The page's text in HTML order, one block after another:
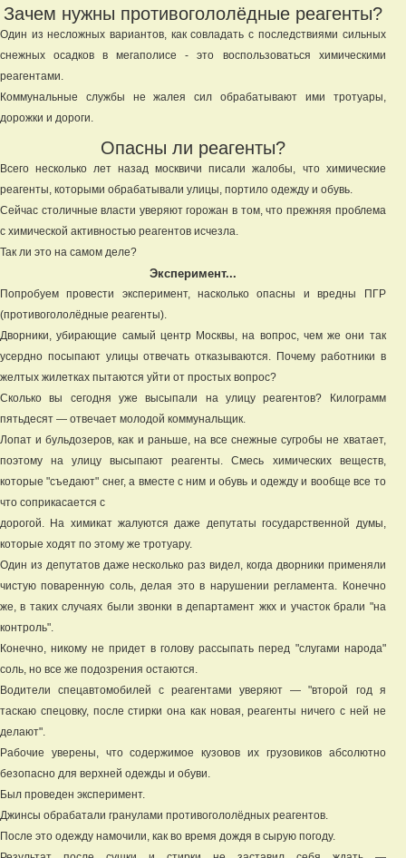
Зачем нужны противогололёдные реагенты?
Один из несложных вариантов, как совладать с последствиями сильных
снежных осадков в мегаполисе - это воспользоваться химическими
реагентами.
Коммунальные службы не жалея сил обрабатывают ими тротуары,
дорожки и дороги.
Опасны ли реагенты?
Всего несколько лет назад москвичи писали жалобы, что химические
реагенты, которыми обрабатывали улицы, портило одежду и обувь.
Сейчас столичные власти уверяют горожан в том, что прежняя проблема
с химической активностью реагентов исчезла.
Так ли это на самом деле?
Эксперимент...
Попробуем провести эксперимент, насколько опасны и вредны ПГР
(противогололёдные реагенты).
Дворники, убирающие самый центр Москвы, на вопрос, чем же они так
усердно посыпают улицы отвечать отказываются. Почему работники в
желтых жилетках пытаются уйти от простых вопрос?
Сколько вы сегодня уже высыпали на улицу реагентов? Килограмм
пятьдесят — отвечает молодой коммунальщик.
Лопат и бульдозеров, как и раньше, на все снежные сугробы не хватает,
поэтому на улицу высыпают реагенты. Смесь химических веществ,
которые "съедают" снег, а вместе с ним и обувь и одежду и вообще все то
что соприкасается с
дорогой. На химикат жалуются даже депутаты государственной думы,
которые ходят по этому же тротуару.
Один из депутатов даже несколько раз видел, когда дворники применяли
чистую поваренную соль, делая это в нарушении регламента. Конечно
же, в таких случаях были звонки в департамент жкх и участок брали "на
контроль".
Конечно, никому не придет в голову рассыпать перед "слугами народа"
соль, но все же подозрения остаются.
Водители спецавтомобилей с реагентами уверяют — "второй год я
таскаю спецовку, после стирки она как новая, реагенты ничего с ней не
делают".
Рабочие уверены, что содержимое кузовов их грузовиков абсолютно
безопасно для верхней одежды и обуви.
Был проведен эксперимент.
Джинсы обрабатали гранулами противогололёдных реагентов.
После это одежду намочили, как во время дождя в сырую погоду.